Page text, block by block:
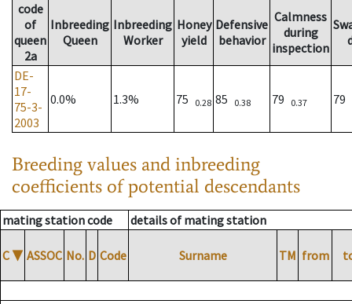
code
of
queen
2a
Inbreeding
Queen
Inbreeding
Worker
Honey
yield
Defensive
behavior
Calmness
during
inspection
DE-
17-
75-3-
2003
0.0% 1.3% 75 0.28 85 0.38 79 0.37 79
Breeding values and inbreeding
coefficients of potential descendants
mating station code details of mating station
C ▼ ASSOC No. D Code Surname TM from